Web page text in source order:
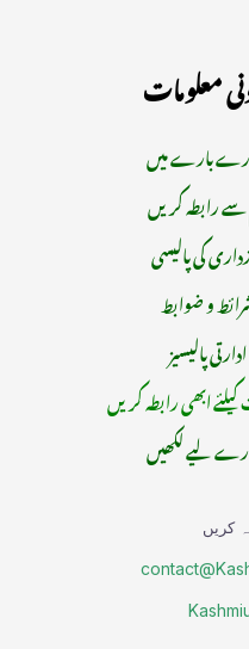
معلومات
بارے میں
رابطہ کریں
کی پالیسی
و ضوابط
ادارتی پالیسیز
ابھی رابطہ کریں
لیے لکھیں
کریں